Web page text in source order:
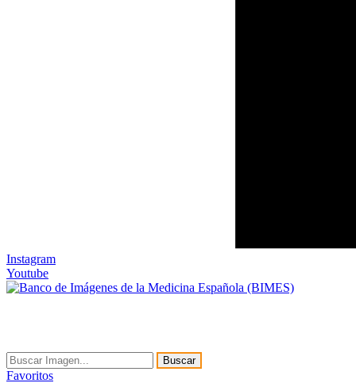
Instagram
Youtube
Buscar
Favoritos